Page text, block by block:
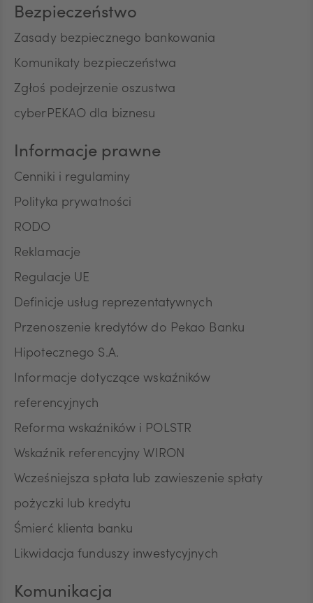
Bezpieczeństwo
Zasady bezpiecznego bankowania
Komunikaty bezpieczeństwa
Zgłoś podejrzenie oszustwa
cyberPEKAO dla biznesu
Informacje prawne
Cenniki i regulaminy
Polityka prywatności
RODO
Reklamacje
Regulacje UE
Definicje usług reprezentatywnych
Przenoszenie kredytów do Pekao Banku
Hipotecznego S.A.
Informacje dotyczące wskaźników
referencyjnych
Reforma wskaźników i POLSTR
Wskaźnik referencyjny WIRON
Wcześniejsza spłata lub zawieszenie spłaty
pożyczki lub kredytu
Śmierć klienta banku
Likwidacja funduszy inwestycyjnych
Komunikacja